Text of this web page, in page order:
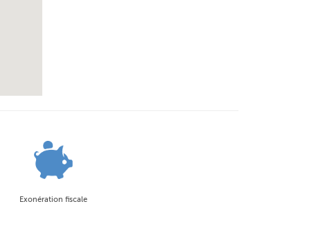
Exonération fiscale